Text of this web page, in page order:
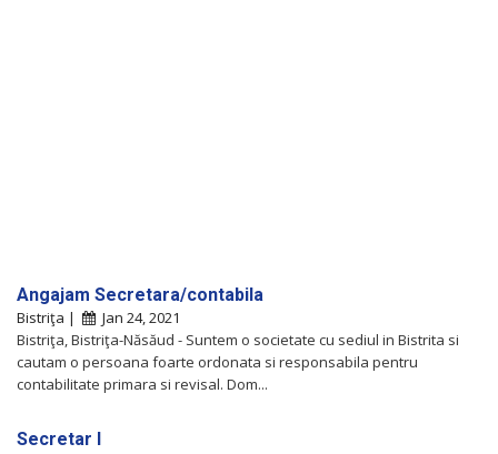
Angajam Secretara/contabila
Bistriţa |
Jan 24, 2021
Bistriţa, Bistriţa-Năsăud - Suntem o societate cu sediul in Bistrita si
cautam o persoana foarte ordonata si responsabila pentru
contabilitate primara si revisal. Dom...
Secretar I